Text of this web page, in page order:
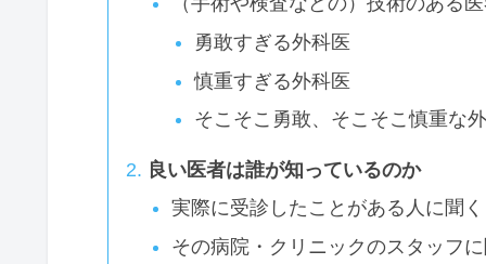
勇敢すぎる外科医
慎重すぎる外科医
そこそこ勇敢、そこそこ慎重な
良い医者は誰が知っているのか
実際に受診したことがある人に聞く
その病院・クリニックのスタッフに